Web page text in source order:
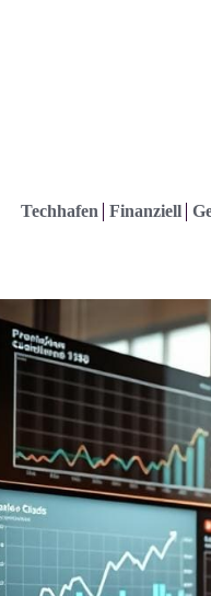
Techhafen Finanziell